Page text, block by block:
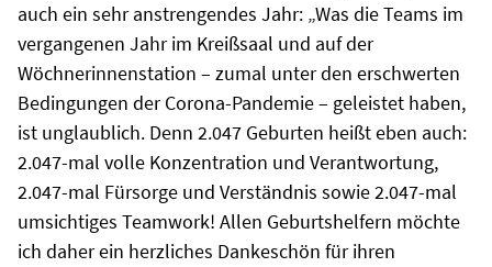
auch ein sehr anstrengendes Jahr: „Was die Teams im
vergangenen Jahr im Kreißsaal und auf der
Wöchnerinnenstation – zumal unter den erschwerten
Bedingungen der Corona-Pandemie – geleistet haben,
ist unglaublich. Denn 2.047 Geburten heißt eben auch:
2.047-mal volle Konzentration und Verantwortung,
2.047-mal Fürsorge und Verständnis sowie 2.047-mal
umsichtiges Teamwork! Allen Geburtshelfern möchte
ich daher ein herzliches Dankeschön für ihren